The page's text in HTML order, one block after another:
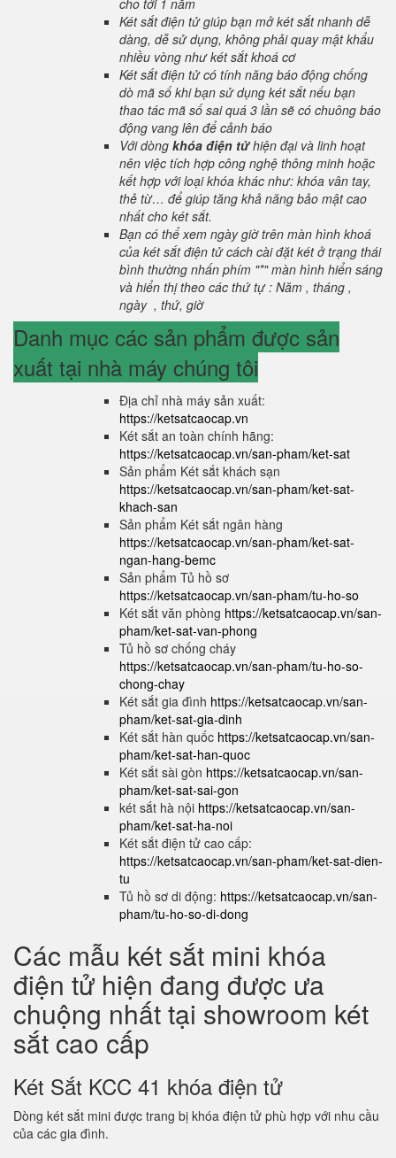
cho tới 1 năm
Két sắt điện tử giúp bạn mở két sắt nhanh dễ
dàng, dễ sử dụng, không phải quay mật khẩu
nhiều vòng như két sắt khoá cơ
Két sắt điện tử có tính năng báo động chống
dò mã số khi bạn sử dụng két sắt nếu bạn
thao tác mã số sai quá 3 lần sẽ có chuông báo
động vang lên để cảnh báo
Với dòng khóa điện tửhiện đại và linh hoạt
nên việc tích hợp công nghệ thông minh hoặc
kết hợp với loại khóa khác như: khóa vân tay,
thẻ từ… để giúp tăng khả năng bảo mật cao
nhất cho két sắt.
Bạn có thể xem ngày giờ trên màn hình khoá
của két sắt điện tử cách cài đặt két ở trạng thái
bình thường nhấn phím "*" màn hình hiển sáng
và hiển thị theo các thứ tự : Năm , tháng ,
ngày , thứ, giờ
Danh mục các sản phẩm được sản
xuất tại nhà máy chúng tôi
Địa chỉ nhà máy sản xuất:
https://ketsatcaocap.vn
Két sắt an toàn chính hãng:
https://ketsatcaocap.vn/san-pham/ket-sat
Sản phẩm Két sắt khách sạn
https://ketsatcaocap.vn/san-pham/ket-sat-
khach-san
Sản phẩm Két sắt ngân hàng
https://ketsatcaocap.vn/san-pham/ket-sat-
ngan-hang-bemc
Sản phẩm Tủ hồ sơ
https://ketsatcaocap.vn/san-pham/tu-ho-so
Két sắt văn phòng https://ketsatcaocap.vn/san-
pham/ket-sat-van-phong
Tủ hồ sơ chống cháy
https://ketsatcaocap.vn/san-pham/tu-ho-so-
chong-chay
Két sắt gia đình https://ketsatcaocap.vn/san-
pham/ket-sat-gia-dinh
Két sắt hàn quốc https://ketsatcaocap.vn/san-
pham/ket-sat-han-quoc
Két sắt sài gòn https://ketsatcaocap.vn/san-
pham/ket-sat-sai-gon
két sắt hà nội https://ketsatcaocap.vn/san-
pham/ket-sat-ha-noi
Két sắt điện tử cao cấp:
https://ketsatcaocap.vn/san-pham/ket-sat-dien-
tu
Tủ hồ sơ di động: https://ketsatcaocap.vn/san-
pham/tu-ho-so-di-dong
Các mẫu két sắt mini khóa
điện tử hiện đang được ưa
chuộng nhất tại showroom két
sắt cao cấp
Két Sắt KCC 41 khóa điện tử
Dòng két sắt mini được trang bị khóa điện tử phù hợp với nhu cầu
của các gia đình.